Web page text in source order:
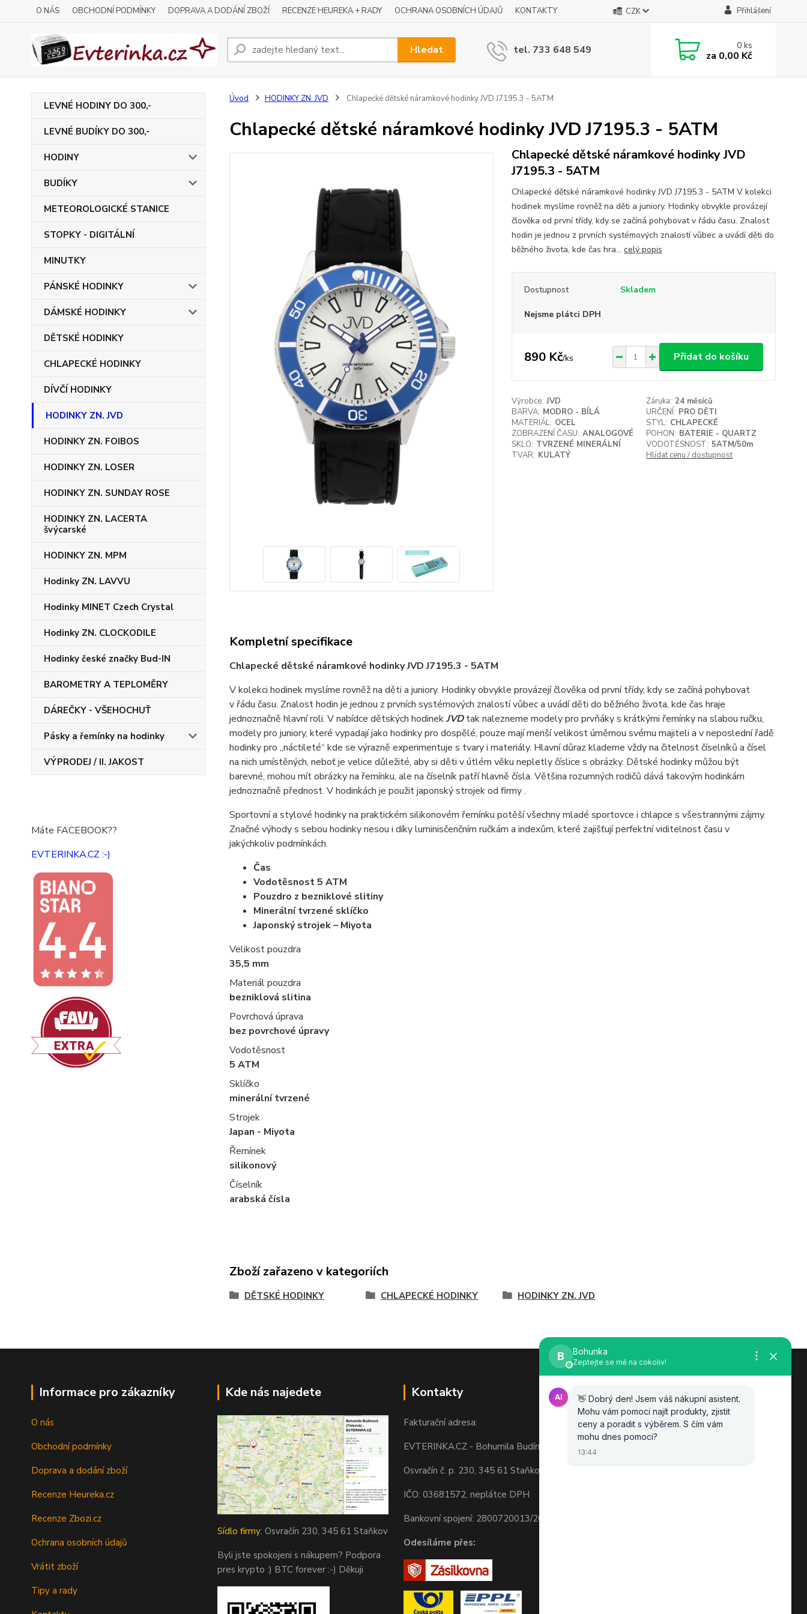
O NÁS OBCHODNÍ PODMÍNKY DOPRAVA A DODÁNÍ ZBOŽÍ RECENZE HEUREKA + RADY OCHRANA OSOBNÍCH ÚDAJŮ KONTAKTY CZK Přihlášení
Hledat tel. 733 648 549 0ks
za 0,00 Kč
LEVNÉ HODINY DO 300,-
LEVNÉ BUDÍKY DO 300,-
HODINY
BUDÍKY
METEOROLOGICKÉ STANICE
STOPKY - DIGITÁLNÍ
MINUTKY
PÁNSKÉ HODINKY
DÁMSKÉ HODINKY
DĚTSKÉ HODINKY
CHLAPECKÉ HODINKY
DÍVČÍ HODINKY
HODINKY ZN. JVD
HODINKY ZN. FOIBOS
HODINKY ZN. LOSER
HODINKY ZN. SUNDAY ROSE
HODINKY ZN. LACERTA
švýcarské
HODINKY ZN. MPM
Hodinky ZN. LAVVU
Hodinky MINET Czech Crystal
Hodinky ZN. CLOCKODILE
Hodinky české značky Bud-IN
BAROMETRY A TEPLOMĚRY
DÁREČKY - VŠEHOCHUŤ
Pásky a řemínky na hodinky
VÝPRODEJ / II. JAKOST
Máte FACEBOOK??
EVTERINKA.CZ :-)
Úvod HODINKY ZN. JVD Chlapecké dětské náramkové hodinky JVD J7195.3 - 5ATM
Chlapecké dětské náramkové hodinky JVD J7195.3 - 5ATM
Chlapecké dětské náramkové hodinky JVD
J7195.3 - 5ATM
Chlapecké dětské náramkové hodinky JVD J7195.3 - 5ATM V kolekci
hodinek myslíme rovněž na děti a juniory. Hodinky obvykle provázejí
člověka od první třídy, kdy se začíná pohybovat v řádu času. Znalost
hodin je jednou z prvních systémových znalostí vůbec a uvádí děti do
běžného života, kde čas hra... celý popis
Dostupnost Skladem
Nejsme plátci DPH
890 Kč/ks Přidat do košíku
Výrobce: JVD Záruka: 24 měsíců
BARVA: MODRO - BÍLÁ URČENÍ: PRO DĚTI
MATERIÁL: OCEL STYL: CHLAPECKÉ
ZOBRAZENÍ ČASU: ANALOGOVÉ POHON: BATERIE - QUARTZ
SKLO: TVRZENÉ MINERÁLNÍ VODOTĚSNOST: 5ATM/50m
TVAR: KULATÝ Hlídat cenu / dostupnost
Kompletní specifikace
Chlapecké dětské náramkové hodinky JVD J7195.3 - 5ATM
V kolekci hodinek myslíme rovněž na děti a juniory. Hodinky obvykle provázejí člověka od první třídy, kdy se začíná pohybovat
v řádu času. Znalost hodin je jednou z prvních systémových znalostí vůbec a uvádí děti do běžného života, kde čas hraje
jednoznačně hlavní roli. V nabídce dětských hodinekJVDtak nalezneme modely pro prvňáky s krátkými řemínky na slabou ručku,
modely pro juniory, které vypadají jako hodinky pro dospělé, pouze mají menší velikost úměrnou svému majiteli a v neposlední řadě
hodinky pro „náctileté“ kde se výrazně experimentuje s tvary i materiály. Hlavní důraz klademe vždy na čitelnost číselníků a čísel
na nich umístěných, neboť je velice důležité, aby si děti v útlém věku nepletly číslice s obrázky. Dětské hodinky můžou být
barevné, mohou mít obrázky na řemínku, ale na číselník patří hlavně čísla. Většina rozumných rodičů dává takovým hodinkám
jednoznačně přednost. V hodinkách je použit japonský strojek od firmy .
Sportovní a stylové hodinky na praktickém silikonovém řemínku potěší všechny mladé sportovce i chlapce s všestrannými zájmy.
Značné výhody s sebou hodinky nesou i díky luminisčenčním ručkám a indexům, které zajišťují perfektní viditelnost času v
jakýchkoliv podmínkách.
Čas
Vodotěsnost 5 ATM
Pouzdro z bezniklové slitiny
Minerální tvrzené sklíčko
Japonský strojek – Miyota
Velikost pouzdra
35,5 mm
Materiál pouzdra
bezniklová slitina
Povrchová úprava
bez povrchové úpravy
Vodotěsnost
5 ATM
Sklíčko
minerální tvrzené
Strojek
Japan - Miyota
Řemínek
silikonový
Číselník
arabská čísla
Zboží zařazeno v kategoriích
DĚTSKÉ HODINKY CHLAPECKÉ HODINKY HODINKY ZN. JVD
Informace pro zákazníky
O nás
Obchodní podmínky
Doprava a dodání zboží
Recenze Heureka.cz
Recenze Zbozi.cz
Ochrana osobních údajů
Vrátit zboží
Tipy a rady
Kde nás najedete
Sídlo firmy: Osvračín 230, 345 61 Staňkov
Byli jste spokojeni s nákupem? Podpora
pres krypto :) BTC forever :-) Děkuji
Kontakty
Fakturační adresa:
EVTERINKA.CZ - Bohumila Budínová
Osvračín č. p. 230, 345 61 Staňkov
IČO: 03681572, neplátce DPH
Bankovní spojení: 2800720013/2010
Odesíláme přes:
Zákaznická podpora eshopu EVTERINKA.CZ
Bohunka Budínová